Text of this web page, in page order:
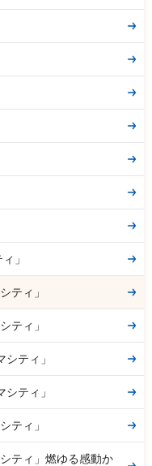
」
ティ」
ティ」
ティ」
ティ」
ティ」
ティ」燃ゆる感動か